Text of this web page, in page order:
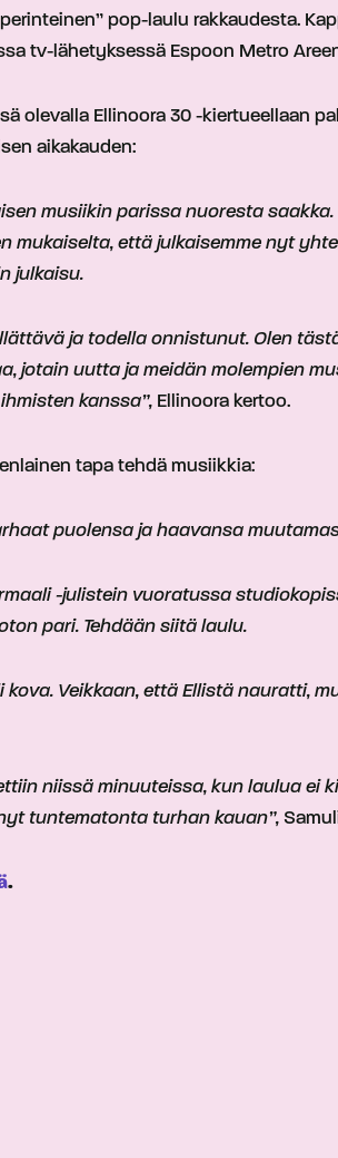
pop-laulu rakkaudesta.
tv-lähetyksessä Espoon Metro
olevalla Ellinoora 30 -kiertueellaan
aikakauden:
musiikin parissa nuoresta
että julkaisemme nyt
julkaisu.
ja todella onnistunut. Olen
jotain uutta ja meidän molempien
kanssa”, Ellinoora kertoo.
tapa tehdä musiikkia:
puolensa ja haavansa
-julistein vuoratussa
pari. Tehdään siitä laulu.
Veikkaan, että Ellistä nauratti,
niissä minuuteissa, kun laulua ei
tuntematonta turhan kauan”,
.